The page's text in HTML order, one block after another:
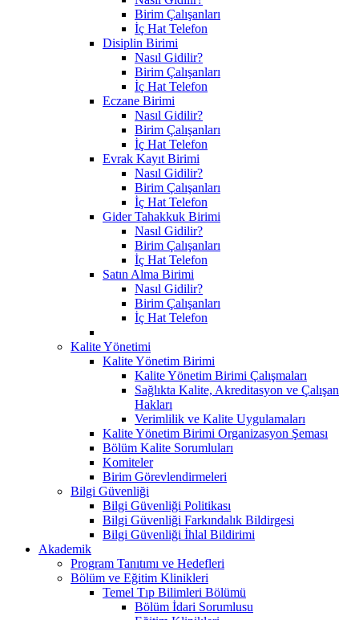
Birim Çalışanları
İç Hat Telefon
Disiplin Birimi
Nasıl Gidilir?
Birim Çalışanları
İç Hat Telefon
Eczane Birimi
Nasıl Gidilir?
Birim Çalışanları
İç Hat Telefon
Evrak Kayıt Birimi
Nasıl Gidilir?
Birim Çalışanları
İç Hat Telefon
Gider Tahakkuk Birimi
Nasıl Gidilir?
Birim Çalışanları
İç Hat Telefon
Satın Alma Birimi
Nasıl Gidilir?
Birim Çalışanları
İç Hat Telefon
Kalite Yönetimi
Kalite Yönetim Birimi
Kalite Yönetim Birimi Çalışmaları
Sağlıkta Kalite, Akreditasyon ve Çalışan
Hakları
Verimlilik ve Kalite Uygulamaları
Kalite Yönetim Birimi Organizasyon Şeması
Bölüm Kalite Sorumluları
Komiteler
Birim Görevlendirmeleri
Bilgi Güvenliği
Bilgi Güvenliği Politikası
Bilgi Güvenliği Farkındalık Bildirgesi
Bilgi Güvenliği İhlal Bildirimi
Akademik
Program Tanıtımı ve Hedefleri
Bölüm ve Eğitim Klinikleri
Temel Tıp Bilimleri Bölümü
Bölüm İdari Sorumlusu